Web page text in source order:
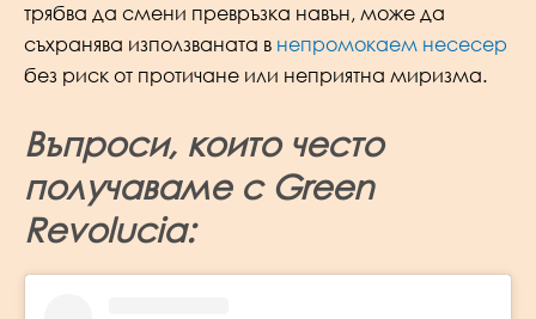
трябва да смени превръзка навън, може да
съхранява използваната в непромокаем несесер
без риск от протичане или неприятна миризма.
Въпроси, които често
получаваме с Green
Revolucia: